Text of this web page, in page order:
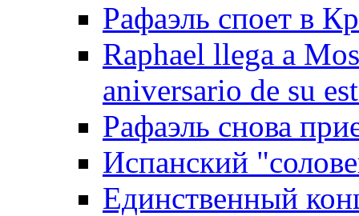
Рафаэль споет в
Raphael llega a
aniversario de su
Рафаэль снова
Испанский
Единственный